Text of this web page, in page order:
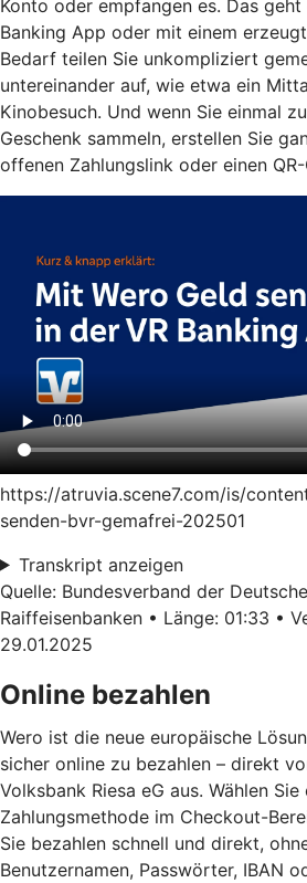
Konto oder empfangen es. Das
Banking App oder mit einem
Bedarf teilen Sie unkompliziert
untereinander auf, wie etwa ein
Kinobesuch. Und wenn Sie einmal
Geschenk sammeln, erstellen Sie
offenen Zahlungslink oder einen
https://atruvia.scene7.com/is/
senden-bvr-gemafrei-202501
Transkript anzeigen
Quelle: Bundesverband der
Raiffeisenbanken • Länge: 01:33 •
29.01.2025
Online bezahlen
Wero ist die neue europäische
sicher online zu bezahlen – direkt
Volksbank Riesa eG aus. Wählen
Zahlungsmethode im Checkout-
Sie bezahlen schnell und direkt,
Benutzernamen, Passwörter, IBAN